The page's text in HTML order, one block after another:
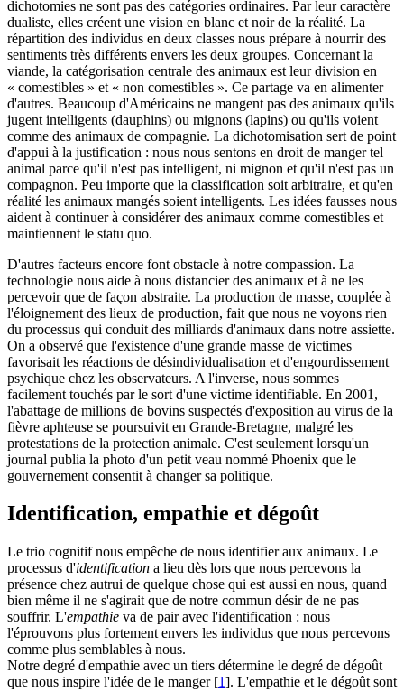
dichotomies ne sont pas des catégories ordinaires. Par leur caractère
dualiste, elles créent une vision en blanc et noir de la réalité. La
répartition des individus en deux classes nous prépare à nourrir des
sentiments très différents envers les deux groupes. Concernant la
viande, la catégorisation centrale des animaux est leur division en
« comestibles » et « non comestibles ». Ce partage va en alimenter
d'autres. Beaucoup d'Américains ne mangent pas des animaux qu'ils
jugent intelligents (dauphins) ou mignons (lapins) ou qu'ils voient
comme des animaux de compagnie. La dichotomisation sert de point
d'appui à la justification : nous nous sentons en droit de manger tel
animal parce qu'il n'est pas intelligent, ni mignon et qu'il n'est pas un
compagnon. Peu importe que la classification soit arbitraire, et qu'en
réalité les animaux mangés soient intelligents. Les idées fausses nous
aident à continuer à considérer des animaux comme comestibles et
maintiennent le statu quo.
D'autres facteurs encore font obstacle à notre compassion. La
technologie nous aide à nous distancier des animaux et à ne les
percevoir que de façon abstraite. La production de masse, couplée à
l'éloignement des lieux de production, fait que nous ne voyons rien
du processus qui conduit des milliards d'animaux dans notre assiette.
On a observé que l'existence d'une grande masse de victimes
favorisait les réactions de désindividualisation et d'engourdissement
psychique chez les observateurs. A l'inverse, nous sommes
facilement touchés par le sort d'une victime identifiable. En 2001,
l'abattage de millions de bovins suspectés d'exposition au virus de la
fièvre aphteuse se poursuivit en Grande-Bretagne, malgré les
protestations de la protection animale. C'est seulement lorsqu'un
journal publia la photo d'un petit veau nommé Phoenix que le
gouvernement consentit à changer sa politique.
Identification, empathie et dégoût
Le trio cognitif nous empêche de nous identifier aux animaux. Le
processus d'identification a lieu dès lors que nous percevons la
présence chez autrui de quelque chose qui est aussi en nous, quand
bien même il ne s'agirait que de notre commun désir de ne pas
souffrir. L'empathie va de pair avec l'identification : nous
l'éprouvons plus fortement envers les individus que nous percevons
comme plus semblables à nous.
Notre degré d'empathie avec un tiers détermine le degré de dégoût
que nous inspire l'idée de le manger[1]. L'empathie et le dégoût sont